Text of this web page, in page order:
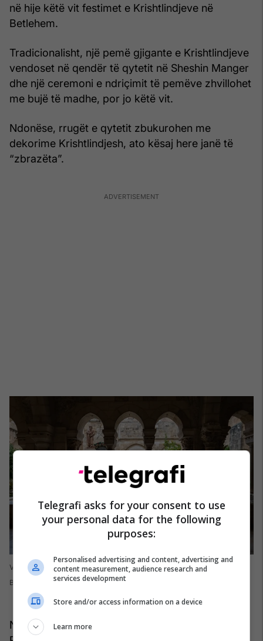
në hije këtë vit festimet e Krishtlindjeve në
Betlehem.
Tradicionalisht, një pemë gjigante e Krishtlindjeve
vendoset në qendër të qytetit në Sheshin Manger
dhe një ceremoni e ndriçimit të pemëve zhvillohet
me bujë të madhe, por jo këtë vit.
Ndonëse, rrugët e qytetit zbukurohen me
dekorime Krishtlindjesh, ato kësaj here janë të
“zbrazëta”.
Vajzat palestineze në oborrin kryesor në Kishën e Lindjes së Krishtit në
Betlehem
Një traditë e qytetit e procesionit të famshëm të
Telegrafi asks for your consent to use
your personal data for the following
purposes:
Personalised advertising and content, advertising and
content measurement, audience research and
services development
Store and/or access information on a device
Learn more